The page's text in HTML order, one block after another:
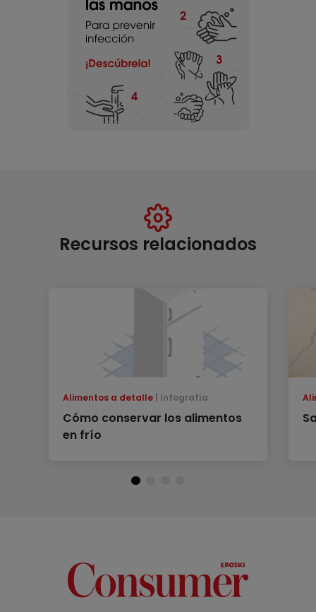
Recursos relacionados
Alimentos a detalle Infografía
Cómo conservar los alimentos
en frío